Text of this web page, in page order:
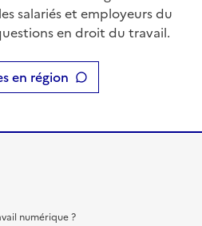
salariés et employeurs du
en droit du travail.
en région
numérique ?